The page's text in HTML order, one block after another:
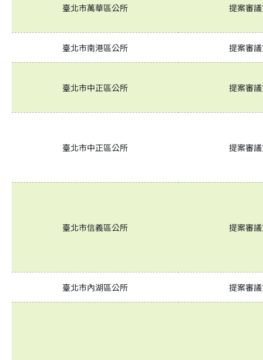
臺北市萬華區公所 提案審
臺北市南港區公所 提案審
臺北市中正區公所 提案審
臺北市中正區公所 提案審
臺北市信義區公所 提案審
臺北市內湖區公所 提案審